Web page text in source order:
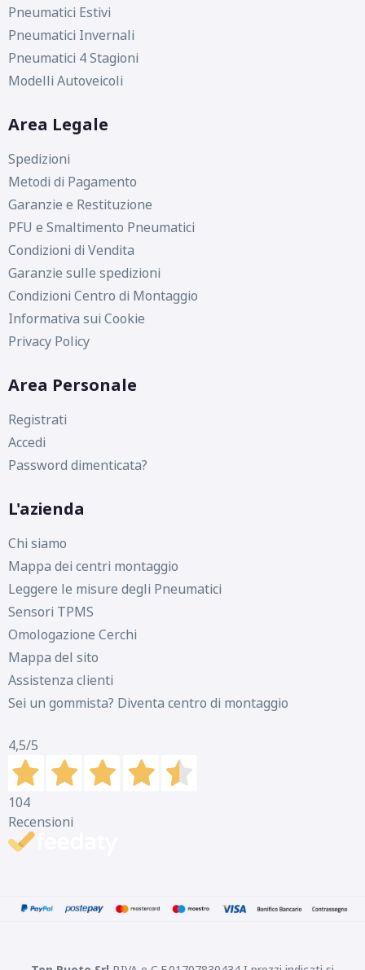
Pneumatici Estivi
Pneumatici Invernali
Pneumatici 4 Stagioni
Modelli Autoveicoli
Area Legale
Spedizioni
Metodi di Pagamento
Garanzie e Restituzione
PFU e Smaltimento Pneumatici
Condizioni di Vendita
Garanzie sulle spedizioni
Condizioni Centro di Montaggio
Informativa sui Cookie
Privacy Policy
Area Personale
Registrati
Accedi
Password dimenticata?
L'azienda
Chi siamo
Mappa dei centri montaggio
Leggere le misure degli Pneumatici
Sensori TPMS
Omologazione Cerchi
Mappa del sito
Assistenza clienti
Sei un gommista? Diventa centro di montaggio
4,5/5
104
Recensioni